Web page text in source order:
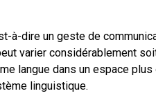
à-dire un geste de
varier considérablement
langue dans un espace
linguistique.